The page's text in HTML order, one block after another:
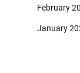
February
January